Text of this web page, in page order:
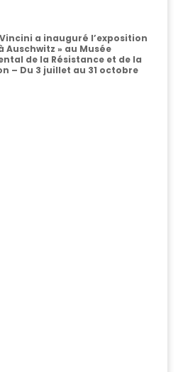
a inauguré l’exposition
Auschwitz » au Musée
de la Résistance et de la
– Du 3 juillet au 31 octobre